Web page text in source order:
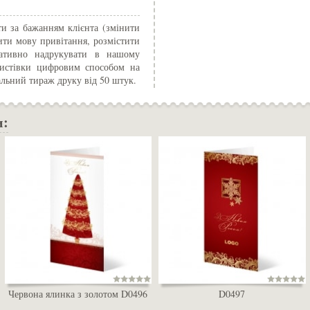
за бажанням клієнта (змінити
мову привітання, розмістити
надрукувати в нашому
цифровим способом на
тираж друку від 50 штук.
Червона ялинка з золотом D0496 D0497